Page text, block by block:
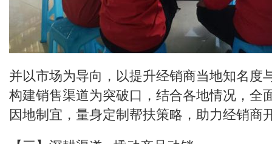
并以市场为导向，以提升经销商当地知名度
构建销售渠道为突破口，结合各地情况，全
因地制宜，量身定制帮扶策略，助力经销商